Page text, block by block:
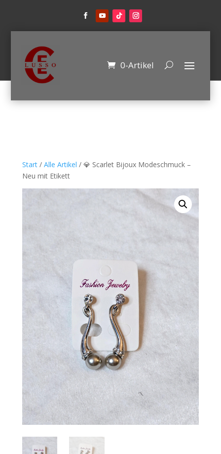
0-Artikel
Start/ Alle Artikel / 💎 Scarlet Bijoux Modeschmuck –
Neu mit Etikett